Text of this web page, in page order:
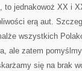
to jednakowoż XX i
erą aut.
wszystkich
ale zatem
się na brak